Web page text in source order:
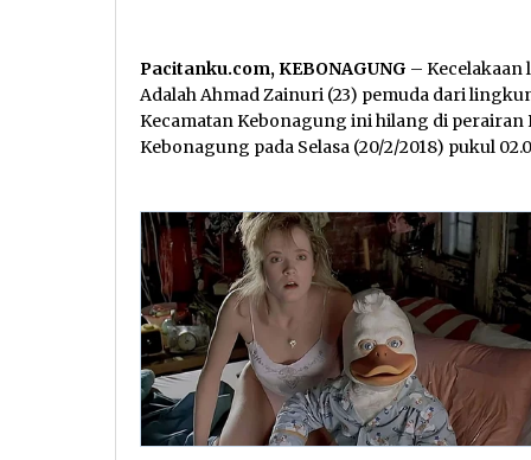
Pacitanku.com, KEBONAGUNG – Kecelakaan
Adalah Ahmad Zainuri (23) pemuda dari
Kecamatan Kebonagung ini hilang di perairan
Kebonagung pada Selasa (20/2/2018) pukul